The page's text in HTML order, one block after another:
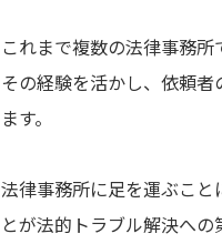
これまで複数の法律事務
その経験を活かし、依頼
ます。
法律事務所に足を運ぶこ
とが法的トラブル解決への